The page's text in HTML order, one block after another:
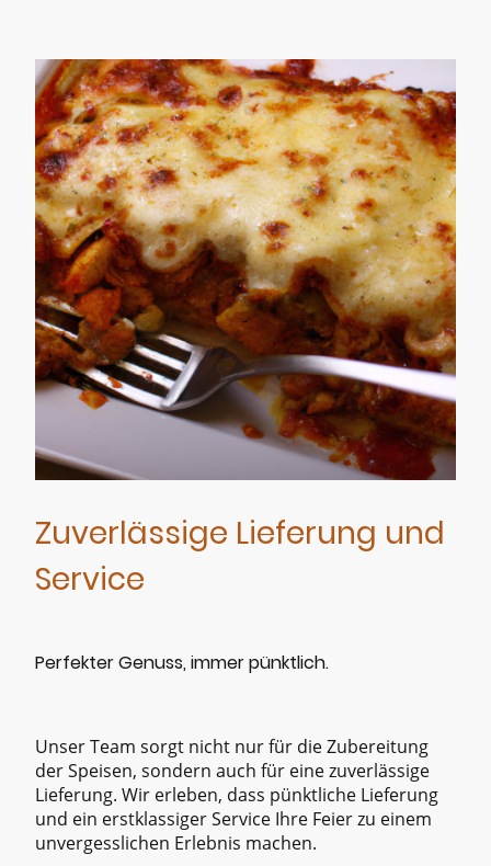
Zuverlässige Lieferung und
Service
Perfekter Genuss, immer pünktlich.
Unser Team sorgt nicht nur für die Zubereitung
der Speisen, sondern auch für eine zuverlässige
Lieferung. Wir erleben, dass pünktliche Lieferung
und ein erstklassiger Service Ihre Feier zu einem
unvergesslichen Erlebnis machen.